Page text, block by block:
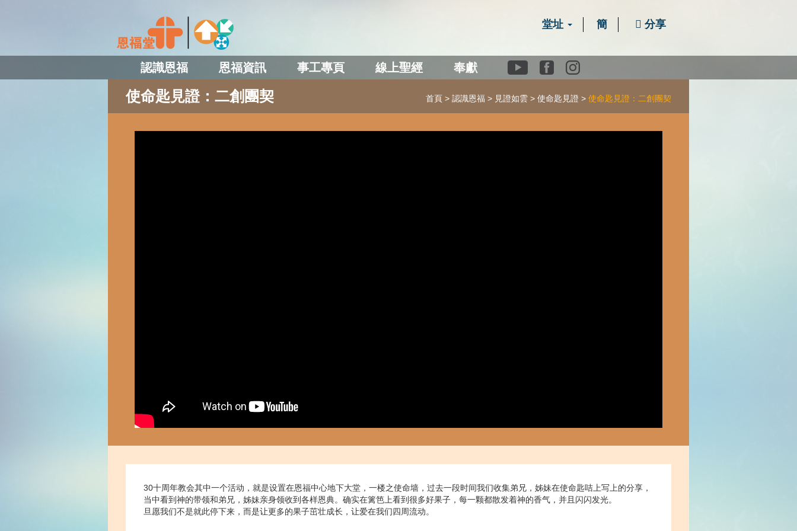
堂址 簡 分享
認識恩福 恩福資訊 事工專頁 線上聖經 奉獻
YoutubeFacebook
使命匙見證：二創團契 首頁 認識恩福 見證如雲 使命匙見證 使命匙見證：二創團契
30十周年教会其中一个活动，就是设置在恩福中心地下大堂，一楼之使命墙，过去一段时间我们收集弟兄，姊妹在使命匙咭上写上的分享，
当中看到神的带领和弟兄，姊妹亲身领收到各样恩典。确实在篱笆上看到很多好果子，每一颗都散发着神的香气，并且闪闪发光。
旦愿我们不是就此停下来，而是让更多的果子茁壮成长，让爱在我们四周流动。